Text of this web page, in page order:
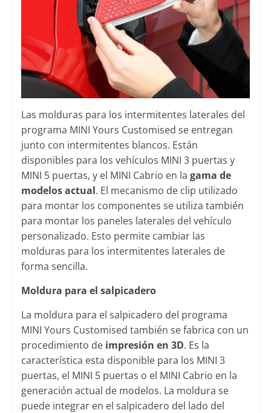
Las molduras para los intermitentes laterales del
programa MINI Yours Customised se entregan
junto con intermitentes blancos. Están
disponibles para los vehículos MINI 3 puertas y
MINI 5 puertas, y el MINI Cabrio en la gama de
modelos actual. El mecanismo de clip utilizado
para montar los componentes se utiliza también
para montar los paneles laterales del vehículo
personalizado. Esto permite cambiar las
molduras para los intermitentes laterales de
forma sencilla.
Moldura para el salpicadero
La moldura para el salpicadero del programa
MINI Yours Customised también se fabrica con un
procedimiento de impresión en 3D. Es la
característica esta disponible para los MINI 3
puertas, el MINI 5 puertas o el MINI Cabrio en la
generación actual de modelos. La moldura se
puede integrar en el salpicadero del lado del